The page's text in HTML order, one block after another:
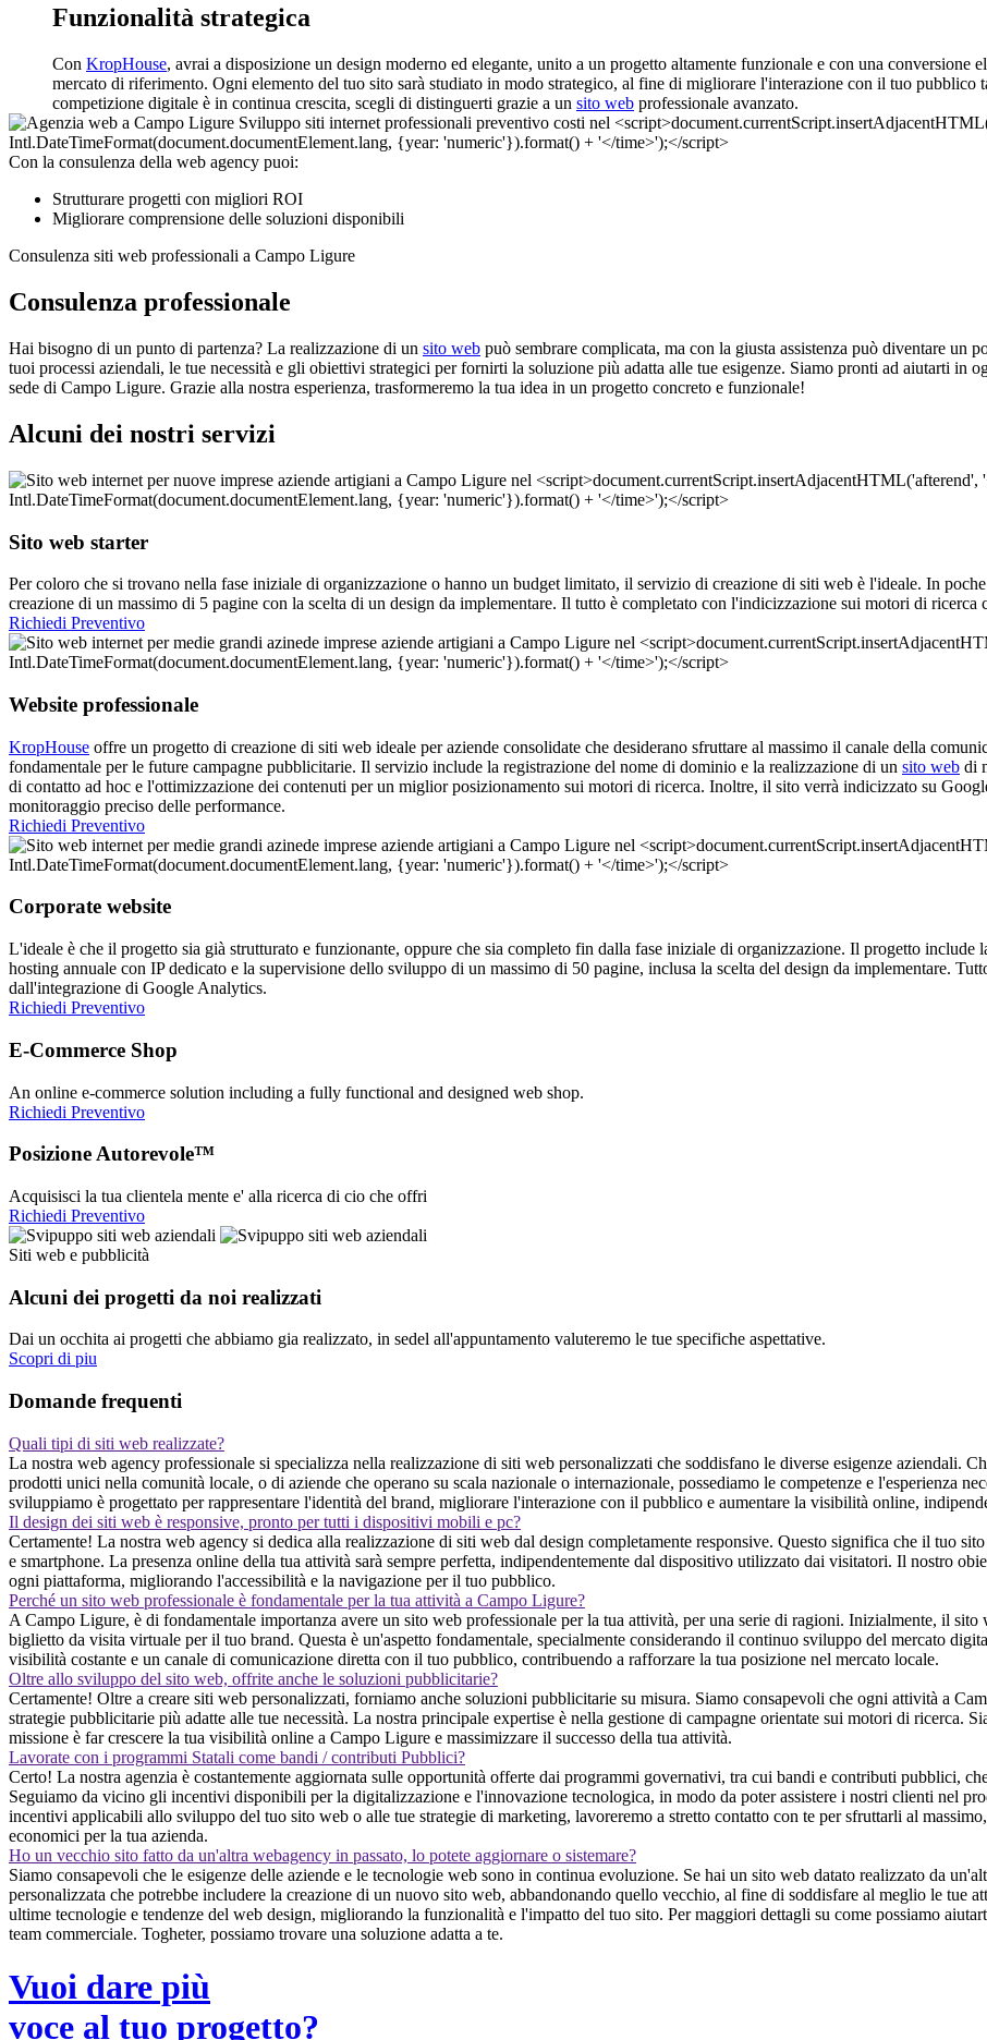
Funzionalità strategica
Con KropHouse, avrai a disposizione un design moderno ed elegante, unito a un progetto altamente funzionale e con una conversione
mercato di riferimento. Ogni elemento del tuo sito sarà studiato in modo strategico, al fine di migliorare l'interazione con il tuo pubblico
competizione digitale è in continua crescita, scegli di distinguerti grazie a un sito web professionale avanzato.
Con la consulenza della web agency puoi:
Strutturare progetti con migliori ROI
Migliorare comprensione delle soluzioni disponibili
Consulenza siti web professionali a Campo Ligure
Consulenza professionale
Hai bisogno di un punto di partenza? La realizzazione di un sito web può sembrare complicata, ma con la giusta assistenza può diventare un
tuoi processi aziendali, le tue necessità e gli obiettivi strategici per fornirti la soluzione più adatta alle tue esigenze. Siamo pronti ad aiutarti in
sede di Campo Ligure. Grazie alla nostra esperienza, trasformeremo la tua idea in un progetto concreto e funzionale!
Alcuni dei nostri servizi
Sito web starter
Per coloro che si trovano nella fase iniziale di organizzazione o hanno un budget limitato, il servizio di creazione di siti web è l'ideale. In
creazione di un massimo di 5 pagine con la scelta di un design da implementare. Il tutto è completato con l'indicizzazione sui motori di
Richiedi Preventivo
Website professionale
KropHouse offre un progetto di creazione di siti web ideale per aziende consolidate che desiderano sfruttare al massimo il canale della
fondamentale per le future campagne pubblicitarie. Il servizio include la registrazione del nome di dominio e la realizzazione di un sito web di
di contatto ad hoc e l'ottimizzazione dei contenuti per un miglior posizionamento sui motori di ricerca. Inoltre, il sito verrà indicizzato su
monitoraggio preciso delle performance.
Richiedi Preventivo
Corporate website
L'ideale è che il progetto sia già strutturato e funzionante, oppure che sia completo fin dalla fase iniziale di organizzazione. Il progetto
hosting annuale con IP dedicato e la supervisione dello sviluppo di un massimo di 50 pagine, inclusa la scelta del design da implementare.
dall'integrazione di Google Analytics.
Richiedi Preventivo
E-Commerce Shop
An online e-commerce solution including a fully functional and designed web shop.
Richiedi Preventivo
Posizione Autorevole™
Acquisisci la tua clientela mente e' alla ricerca di cio che offri
Richiedi Preventivo
Siti web e pubblicità
Alcuni dei progetti da noi realizzati
Dai un occhita ai progetti che abbiamo gia realizzato, in sedel all'appuntamento valuteremo le tue specifiche aspettative.
Scopri di piu
Domande frequenti
Quali tipi di siti web realizzate?
La nostra web agency professionale si specializza nella realizzazione di siti web personalizzati che soddisfano le diverse esigenze aziendali.
prodotti unici nella comunità locale, o di aziende che operano su scala nazionale o internazionale, possediamo le competenze e l'esperienza
sviluppiamo è progettato per rappresentare l'identità del brand, migliorare l'interazione con il pubblico e aumentare la visibilità online,
Il design dei siti web è responsive, pronto per tutti i dispositivi mobili e pc?
Certamente! La nostra web agency si dedica alla realizzazione di siti web dal design completamente responsive. Questo significa che il tuo
e smartphone. La presenza online della tua attività sarà sempre perfetta, indipendentemente dal dispositivo utilizzato dai visitatori. Il nostro
ogni piattaforma, migliorando l'accessibilità e la navigazione per il tuo pubblico.
Perché un sito web professionale è fondamentale per la tua attività a Campo Ligure?
A Campo Ligure, è di fondamentale importanza avere un sito web professionale per la tua attività, per una serie di ragioni. Inizialmente, il
biglietto da visita virtuale per il tuo brand. Questa è un'aspetto fondamentale, specialmente considerando il continuo sviluppo del mercato
visibilità costante e un canale di comunicazione diretta con il tuo pubblico, contribuendo a rafforzare la tua posizione nel mercato locale.
Oltre allo sviluppo del sito web, offrite anche le soluzioni pubblicitarie?
Certamente! Oltre a creare siti web personalizzati, forniamo anche soluzioni pubblicitarie su misura. Siamo consapevoli che ogni attività a
strategie pubblicitarie più adatte alle tue necessità. La nostra principale expertise è nella gestione di campagne orientate sui motori di ricerca.
missione è far crescere la tua visibilità online a Campo Ligure e massimizzare il successo della tua attività.
Lavorate con i programmi Statali come bandi / contributi Pubblici?
Certo! La nostra agenzia è costantemente aggiornata sulle opportunità offerte dai programmi governativi, tra cui bandi e contributi pubblici,
Seguiamo da vicino gli incentivi disponibili per la digitalizzazione e l'innovazione tecnologica, in modo da poter assistere i nostri clienti nel
incentivi applicabili allo sviluppo del tuo sito web o alle tue strategie di marketing, lavoreremo a stretto contatto con te per sfruttarli al
economici per la tua azienda.
Ho un vecchio sito fatto da un'altra webagency in passato, lo potete aggiornare o sistemare?
Siamo consapevoli che le esigenze delle aziende e le tecnologie web sono in continua evoluzione. Se hai un sito web datato realizzato da
personalizzata che potrebbe includere la creazione di un nuovo sito web, abbandonando quello vecchio, al fine di soddisfare al meglio le tue
ultime tecnologie e tendenze del web design, migliorando la funzionalità e l'impatto del tuo sito. Per maggiori dettagli su come possiamo
team commerciale. Togheter, possiamo trovare una soluzione adatta a te.
Vuoi dare più
voce al tuo progetto?